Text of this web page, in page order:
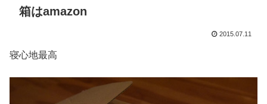
箱はamazon
2015.07.11
寝心地最高